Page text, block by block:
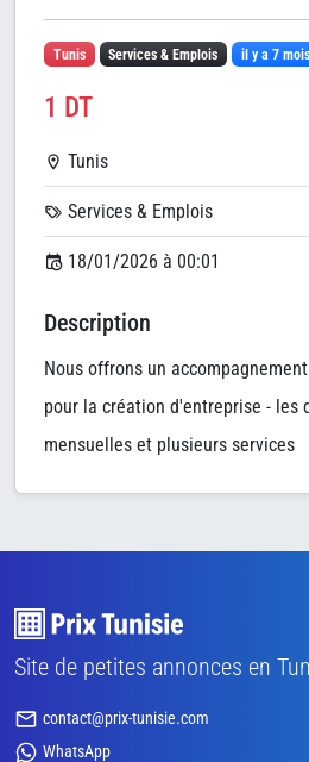
Tunis Services & Emplois il y a 7 mois
1 DT
Tunis
Services & Emplois
18/01/2026 à 00:01
Description
Nous offrons un
pour la création d'entreprise - les
mensuelles et plusieurs services
Site de petites annonces en
contact@prix-tunisie.com
WhatsApp